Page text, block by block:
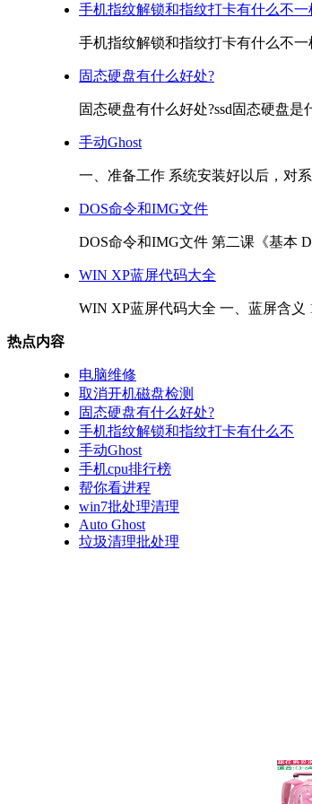
手机指纹解锁和指纹打卡有什么不一
手机指纹解锁和指纹打卡有什么不
固态硬盘有什么好处?
固态硬盘有什么好处?ssd固态硬盘
手动Ghost
一、准备工作 系统安装好以后，对
DOS命令和IMG文件
DOS命令和IMG文件 第二课《基本
WIN XP蓝屏代码大全
WIN XP蓝屏代码大全 一、蓝屏含义
热点内容
电脑维修
取消开机磁盘检测
固态硬盘有什么好处?
手机指纹解锁和指纹打卡有什么不
手动Ghost
手机cpu排行榜
帮你看进程
win7批处理清理
Auto Ghost
垃圾清理批处理